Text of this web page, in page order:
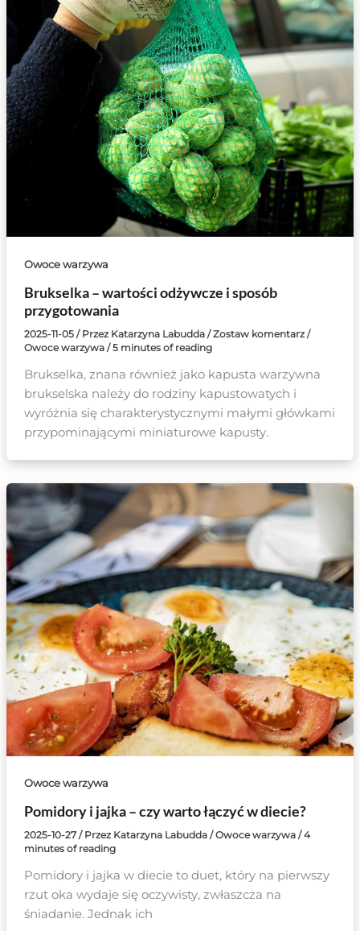
Owoce warzywa
Brukselka – wartości odżywcze i sposób
przygotowania
2025-11-05 / Przez Katarzyna Labudda /Zostaw komentarz /
Owoce warzywa/5 minutes of reading
Brukselka, znana również jako kapusta warzywna
brukselska należy do rodziny kapustowatych i
wyróżnia się charakterystycznymi małymi główkami
przypominającymi miniaturowe kapusty.
Owoce warzywa
Pomidory i jajka – czy warto łączyć w diecie?
2025-10-27 / Przez Katarzyna Labudda /Owoce warzywa/4
minutes of reading
Pomidory i jajka w diecie to duet, który na pierwszy
rzut oka wydaje się oczywisty, zwłaszcza na
śniadanie. Jednak ich